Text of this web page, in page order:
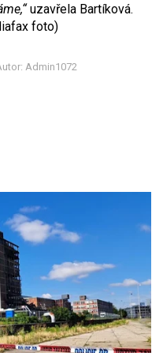
uzavřela Bartíková.
foto)
Admin1072